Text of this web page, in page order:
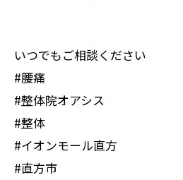
いつでもご相談ください
#腰痛
#整体院オアシス
#整体
#イオンモール直方
#直方市